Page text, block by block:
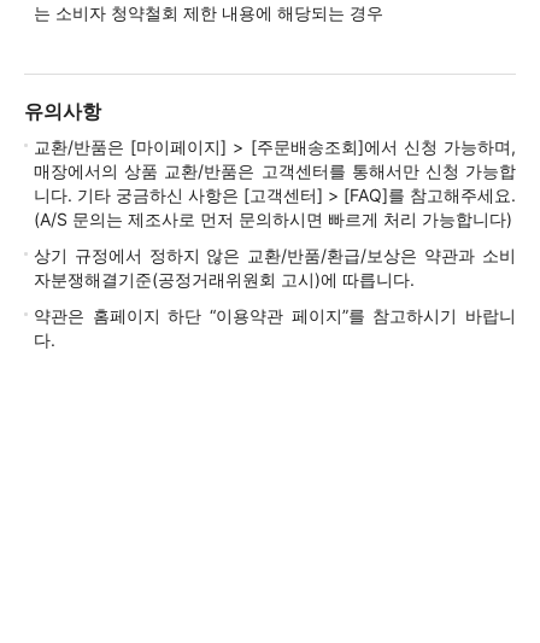
는 소비자 청약철회 제한 내용에 해당되는 경우
유의사항
교환/반품은 [마이페이지] > [주문배송조회]에서 신청 가능하며,
매장에서의 상품 교환/반품은 고객센터를 통해서만 신청 가능합
니다. 기타 궁금하신 사항은 [고객센터] > [FAQ]를 참고해주세요.
(A/S 문의는 제조사로 먼저 문의하시면 빠르게 처리 가능합니다)
상기 규정에서 정하지 않은 교환/반품/환급/보상은 약관과 소비
자분쟁해결기준(공정거래위원회 고시)에 따릅니다.
약관은 홈페이지 하단 “이용약관 페이지”를 참고하시기 바랍니
다.